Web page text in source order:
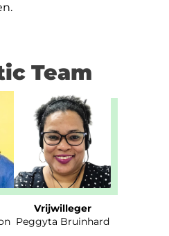
Team
Vrijwilleger
Peggyta Bruinhard